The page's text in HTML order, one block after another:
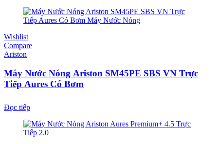
Wishlist
Compare
Ariston
Máy Nước Nóng Ariston SM45PE SBS VN Trực
Tiếp Aures Có Bơm
Đọc tiếp